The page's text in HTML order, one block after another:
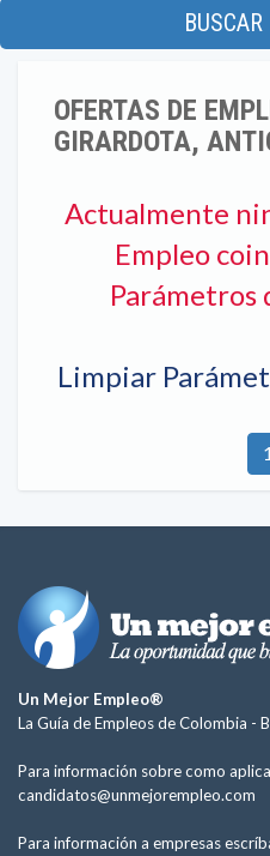
OFERTAS DE
GIRARDOTA,
Actualmente
Empleo
Parámetros
Limpiar
1
Un Mejor Empleo®
La Guía de Empleos de Colombia -
Para información sobre como
candidatos@unmejorempleo.com
Para información a empresas